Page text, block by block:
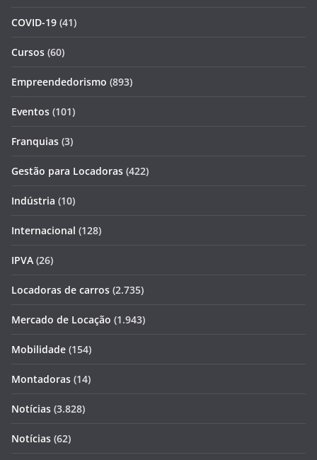
COVID-19 (41)
Cursos (60)
Empreendedorismo (893)
Eventos (101)
Franquias (3)
Gestão para Locadoras (422)
Indústria (10)
Internacional (128)
IPVA (26)
Locadoras de carros (2.735)
Mercado de Locação (1.943)
Mobilidade (154)
Montadoras (14)
Notícias (3.828)
Notícias (62)